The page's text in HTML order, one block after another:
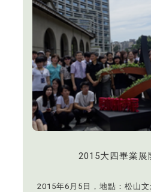
2015大四畢業展
2015年6月5日，地點：松山